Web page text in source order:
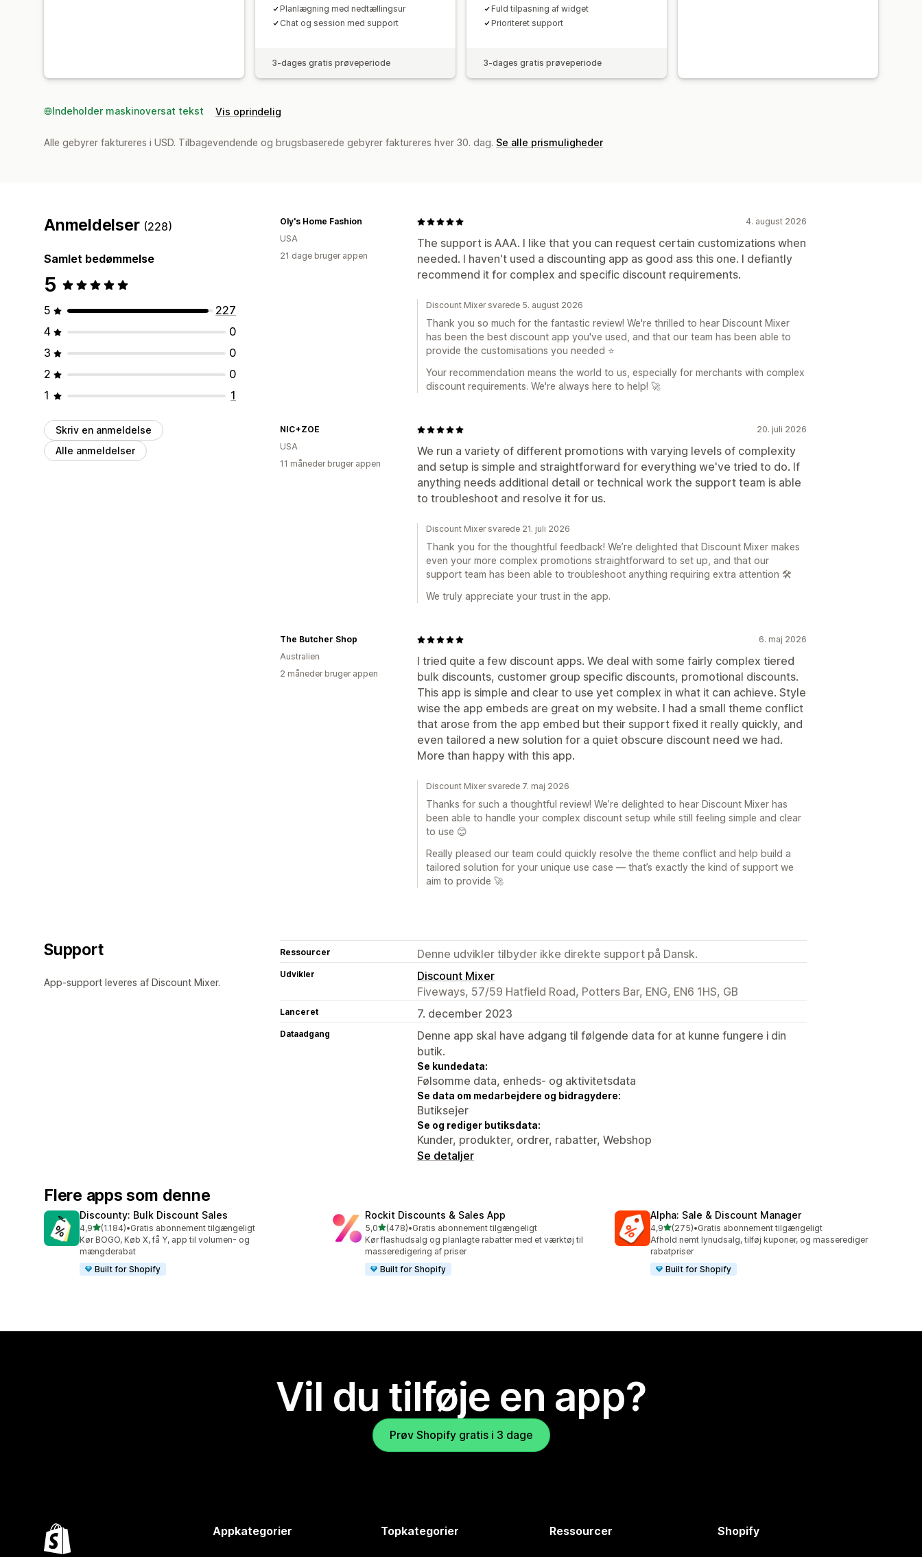
Planlægning med nedtællingsur
Chat og session med support
3-dages gratis prøveperiode
Fuld tilpasning af widget
Prioriteret support
3-dages gratis prøveperiode
Indeholder maskinoversat tekst Vis oprindelig
Alle gebyrer faktureres i USD. Tilbagevendende og brugsbaserede gebyrer faktureres hver 30. dag. Se alle prismuligheder
Anmeldelser (228)
Samlet bedømmelse
5
5
227
4
0
3
0
2
0
1
1
Skriv en anmeldelse
Alle anmeldelser
4. august 2026
The support is AAA. I like that you can request certain customizations when
needed. I haven't used a discounting app as good ass this one. I defiantly
recommend it for complex and specific discount requirements.
Oly's Home Fashion
USA
21 dage bruger appen
Discount Mixer svarede 5. august 2026
Thank you so much for the fantastic review! We're thrilled to hear Discount Mixer
has been the best discount app you've used, and that our team has been able to
provide the customisations you needed ⭐
Your recommendation means the world to us, especially for merchants with complex
discount requirements. We're always here to help! 🚀
20. juli 2026
We run a variety of different promotions with varying levels of complexity
and setup is simple and straightforward for everything we've tried to do. If
anything needs additional detail or technical work the support team is able
to troubleshoot and resolve it for us.
NIC+ZOE
USA
11 måneder bruger appen
Discount Mixer svarede 21. juli 2026
Thank you for the thoughtful feedback! We’re delighted that Discount Mixer makes
even your more complex promotions straightforward to set up, and that our
support team has been able to troubleshoot anything requiring extra attention 🛠️
We truly appreciate your trust in the app.
6. maj 2026
I tried quite a few discount apps. We deal with some fairly complex tiered
bulk discounts, customer group specific discounts, promotional discounts.
This app is simple and clear to use yet complex in what it can achieve. Style
wise the app embeds are great on my website. I had a small theme conflict
that arose from the app embed but their support fixed it really quickly, and
even tailored a new solution for a quiet obscure discount need we had.
More than happy with this app.
The Butcher Shop
Australien
2 måneder bruger appen
Discount Mixer svarede 7. maj 2026
Thanks for such a thoughtful review! We’re delighted to hear Discount Mixer has
been able to handle your complex discount setup while still feeling simple and clear
to use 😊
Really pleased our team could quickly resolve the theme conflict and help build a
tailored solution for your unique use case — that’s exactly the kind of support we
aim to provide 🚀
Support
App-support leveres af Discount Mixer.
Ressourcer Denne udvikler tilbyder ikke direkte support på Dansk.
Udvikler
Discount Mixer
Fiveways, 57/59 Hatfield Road, Potters Bar, ENG, EN6 1HS, GB
Lanceret 7. december 2023
Dataadgang
Denne app skal have adgang til følgende data for at kunne fungere i din
butik.
Se kundedata:
Følsomme data, enheds- og aktivitetsdata
Se data om medarbejdere og bidragydere:
Butiksejer
Se og rediger butiksdata:
Kunder, produkter, ordrer, rabatter, Webshop
Se detaljer
Flere apps som denne
Discounty: Bulk Discount Sales
4,9ud af 5 stjerner
(1.184)
1184 anmeldelser i alt
•Gratis abonnement tilgængeligt
Kør BOGO, Køb X, få Y, app til volumen- og
mængderabat
Built for Shopify
Rockit Discounts & Sales App
5,0ud af 5 stjerner
(478)
478 anmeldelser i alt
•Gratis abonnement tilgængeligt
Kør flashudsalg og planlagte rabatter med et værktøj til
masseredigering af priser
Built for Shopify
Alpha: Sale & Discount Manager
4,9ud af 5 stjerner
(275)
275 anmeldelser i alt
•Gratis abonnement tilgængeligt
Afhold nemt lynudsalg, tilføj kuponer, og masserediger
rabatpriser
Built for Shopify
Vil du tilføje en app?
Prøv Shopify gratis i 3 dage
Appkategorier Topkategorier Ressourcer Shopify